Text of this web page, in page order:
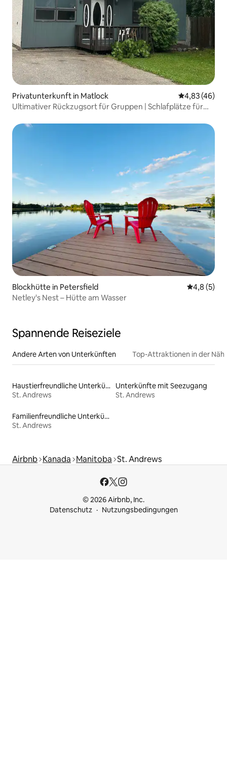
Privatunterkunft in Matlock
4,83 (46)
Ultimativer Rückzugsort für Gruppen | Schlafplätze für
Blockhütte in Petersfield
4,8 (5)
Netley's Nest – Hütte am Wasser
Spannende Reiseziele
Andere Arten von Unterkünften Top-Attraktionen in der
Haustierfreundliche Unterkünfte
St. Andrews
Unterkünfte mit Seezugang
St. Andrews
Familienfreundliche Unterkünfte
St. Andrews
Airbnb Kanada Manitoba St. Andrews
© 2026 Airbnb, Inc.
Datenschutz
Nutzungsbedingungen